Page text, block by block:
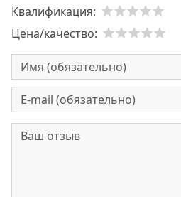
Квалификация:
Цена/качество: